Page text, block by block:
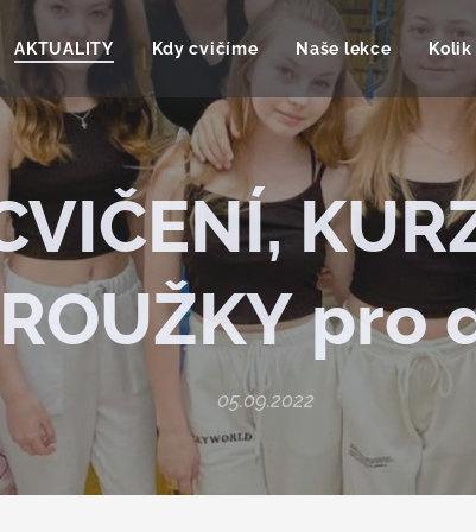
AKTUALITY Kdy cvičíme Naše lekce
pro
05.09.2022